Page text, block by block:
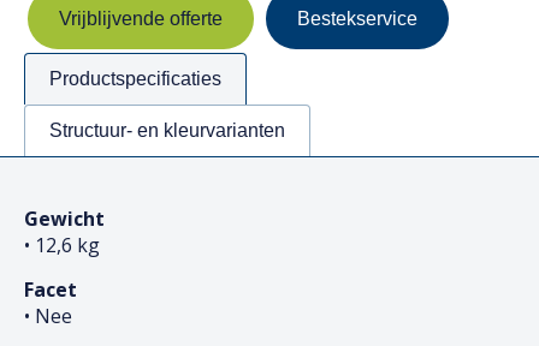
Vrijblijvende offerte Bestekservice
Productspecificaties
Structuur- en kleurvarianten
Gewicht
• 12,6 kg
Facet
• Nee